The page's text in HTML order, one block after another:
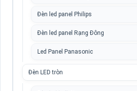
Đèn led panel Philips
Đèn led panel Rạng Đông
Led Panel Panasonic
Đèn LED tròn